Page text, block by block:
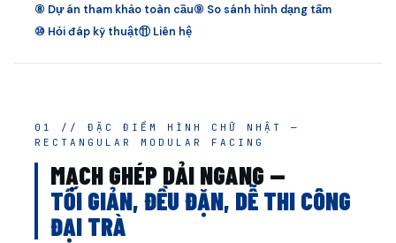
⑧ Dự án tham khảo toàn cầu⑨ So sánh hình dạng tấm
⑩ Hỏi đáp kỹ thuật⑪ Liên hệ
01 // ĐẶC ĐIỂM HÌNH CHỮ NHẬT —
RECTANGULAR MODULAR FACING
MẠCH GHÉP DẢI NGANG —
TỐI GIẢN, ĐỀU ĐẶN, DỄ THI CÔNG
ĐẠI TRÀ